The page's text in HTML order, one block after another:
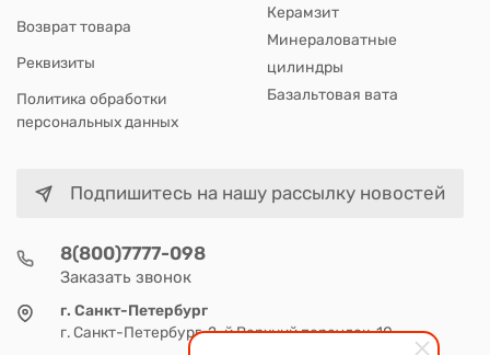
Возврат товара
Реквизиты
Политика обработки
персональных данных
Керамзит
Минераловатные
цилиндры
Базальтовая вата
Подпишитесь на нашу рассылку новостей
8(800)7777-098
Заказать звонок
г. Санкт-Петербург
г. Санкт-Петербург, 2-й Верхний переулок, 10